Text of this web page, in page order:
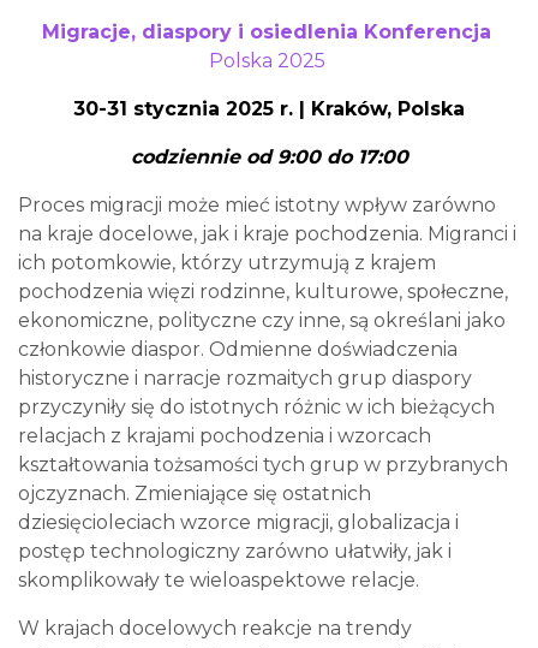
Migracje, diaspory i osiedlenia Konferencja
Polska 2025
30-31 stycznia 2025 r. | Kraków, Polska
codziennie od 9:00 do 17:00
Proces migracji może mieć istotny wpływ zarówno
na kraje docelowe, jak i kraje pochodzenia. Migranci i
ich potomkowie, którzy utrzymują z krajem
pochodzenia więzi rodzinne, kulturowe, społeczne,
ekonomiczne, polityczne czy inne, są określani jako
członkowie diaspor. Odmienne doświadczenia
historyczne i narracje rozmaitych grup diaspory
przyczyniły się do istotnych różnic w ich bieżących
relacjach z krajami pochodzenia i wzorcach
kształtowania tożsamości tych grup w przybranych
ojczyznach. Zmieniające się ostatnich
dziesięcioleciach wzorce migracji, globalizacja i
postęp technologiczny zarówno ułatwiły, jak i
skomplikowały te wieloaspektowe relacje.
W krajach docelowych reakcje na trendy